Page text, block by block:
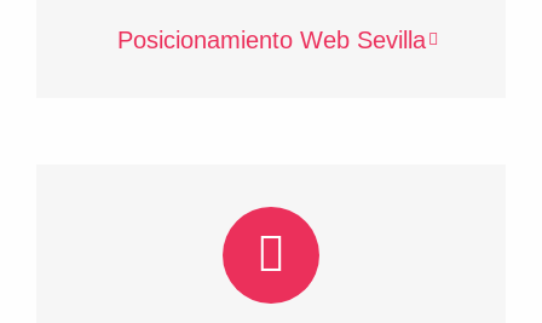
Posicionamiento Web Sevilla